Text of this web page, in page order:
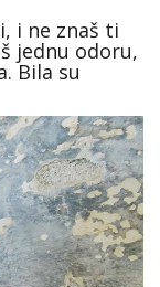
i ne znaš ti
jednu odoru,
Bila su